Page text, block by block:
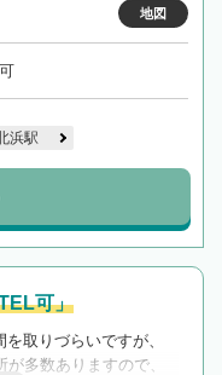
地図
浜駅
可」
取りづらいですが、
多数ありますので、